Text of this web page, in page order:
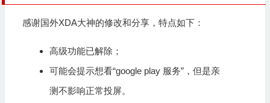
感谢国外XDA大神的修改和分享，特点如下：
高级功能已解除；
可能会提示想看“google play 服务”，但是亲
测不影响正常投屏。